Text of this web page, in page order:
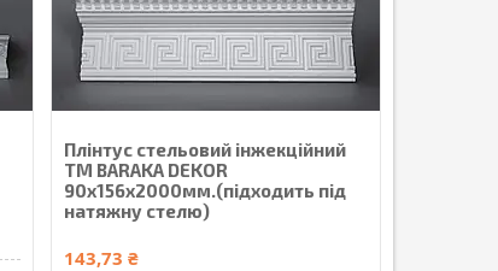
Плінтус стельовий інжекційний
ТМ BARAKA DEKOR
90х156х2000мм.(підходить під
натяжну стелю)
143,73 ₴